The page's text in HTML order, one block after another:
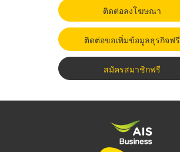
ติดต่อลงโฆษณา
ติดต่อขอเพิ่มข้อมูลธุรกิจฟรี
สมัครสมาชิกฟรี